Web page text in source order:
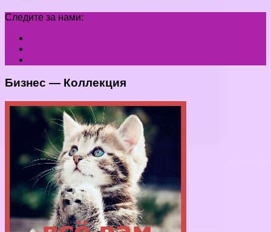
Следите за нами:
Бизнес — Коллекция